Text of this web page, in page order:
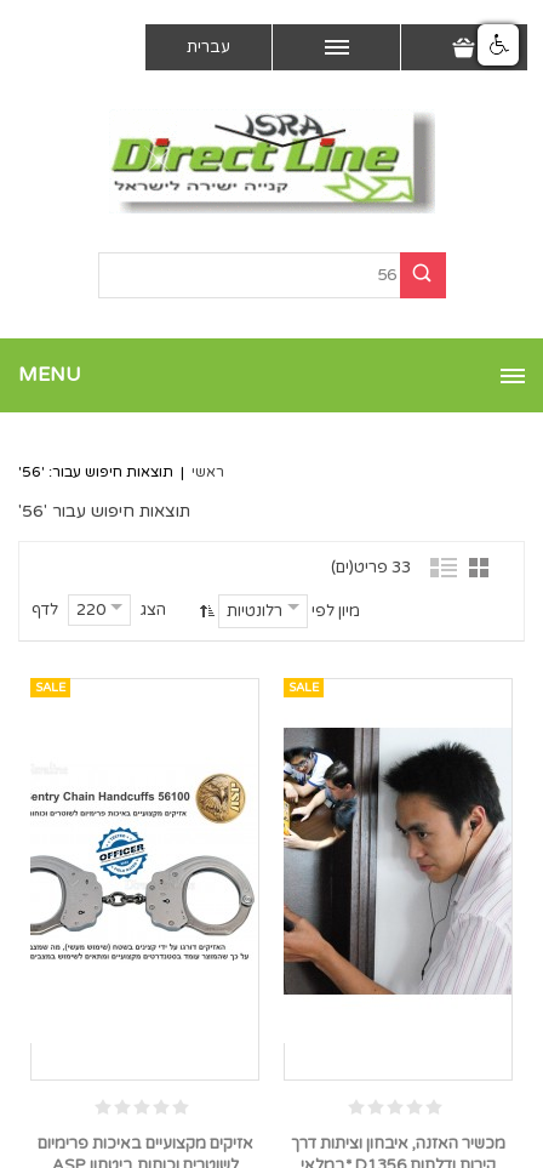
עברית
MENU
ראשי | תוצאות חיפוש עבור: '56'
תוצאות חיפוש עבור '56'
33 פריט(ים)
הצג 220 לדף מיון לפי רלונטיות
SALE
מכשיר האזנה, איבחון וציתות דרך
SALE
אזיקים מקצועיים באיכות פרימיום